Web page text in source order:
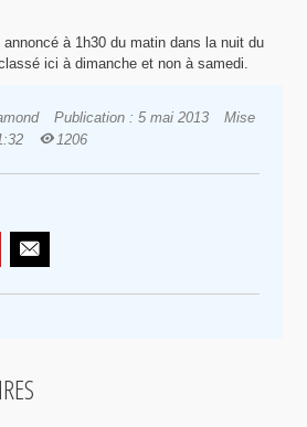
à 1h30 du matin dans la nuit du
ici à dimanche et non à samedi.
Publication : 5 mai 2013
Mise
1206